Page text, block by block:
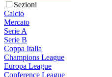
Sezioni
Calcio
Mercato
Serie A
Serie B
Coppa Italia
Champions League
Europa League
Conference League